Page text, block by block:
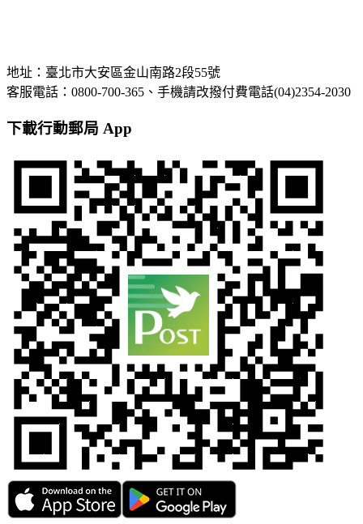
地址：臺北市大安區金山南路2段55號
客服電話：0800-700-365、手機請改撥付費電話(04)2354-2030
下載行動郵局 App